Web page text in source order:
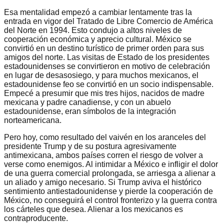
Esa mentalidad empezó a cambiar lentamente tras la
entrada en vigor del Tratado de Libre Comercio de América
del Norte en 1994. Esto condujo a altos niveles de
cooperación económica y aprecio cultural. México se
convirtió en un destino turístico de primer orden para sus
amigos del norte. Las visitas de Estado de los presidentes
estadounidenses se convirtieron en motivo de celebración
en lugar de desasosiego, y para muchos mexicanos, el
estadounidense feo se convirtió en un socio indispensable.
Empecé a presumir que mis tres hijos, nacidos de madre
mexicana y padre canadiense, y con un abuelo
estadounidense, eran símbolos de la integración
norteamericana.
Pero hoy, como resultado del vaivén en los aranceles del
presidente Trump y de su postura agresivamente
antimexicana, ambos países corren el riesgo de volver a
verse como enemigos. Al intimidar a México e infligir el dolor
de una guerra comercial prolongada, se arriesga a alienar a
un aliado y amigo necesario. Si Trump aviva el histórico
sentimiento antiestadounidense y pierde la cooperación de
México, no conseguirá el control fronterizo y la guerra contra
los cárteles que desea. Alienar a los mexicanos es
contraproducente.